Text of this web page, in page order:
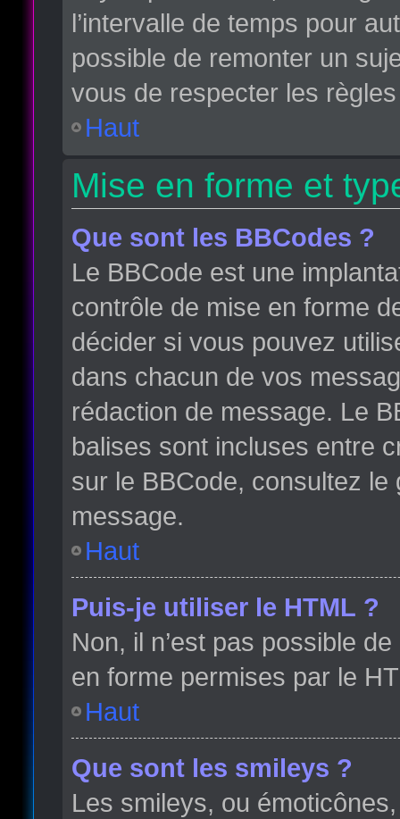
l’intervalle de temps pour
possible de remonter un
vous de respecter les
Haut
Mise en forme et
Que sont les BBCodes ?
Le BBCode est une
contrôle de mise en forme
décider si vous pouvez
dans chacun de vos
rédaction de message. Le
balises sont incluses entre
sur le BBCode, consultez
message.
Haut
Puis-je utiliser le HTML ?
Non, il n’est pas possible
en forme permises par le
Haut
Que sont les smileys ?
Les smileys, ou